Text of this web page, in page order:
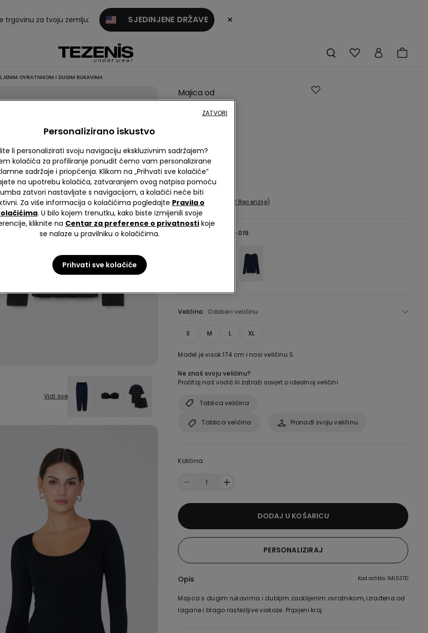
trgovinu za tvoju zemlju: SJEDINJENE DRŽAVE ×
OVRATNIKOM I DUGIM RUKAVIMA
Vidi sve
Majica od
Zaobljenim
i Dugim
Rukavima
9,99 €
4,5 2 Recenzije
Nero - 019
Veličina: Odaberi veličinu
S M L XL
Model je visok 174 cm i nosi veličinu S.
Ne znaš svoju veličinu?
Pročitaj naš vodič ili zatraži savjet o idealnoj veličini
Tablica veličina
Pronađi svoju veličinu
Tablica veličina
Količina:
1
DODAJ U KOŠARICU
PERSONALIZIRAJ
Opis Kod artikla: 1ML537D
Majica s dugim rukavima i dubljim zaobljenim ovratnikom, izrađena od
lagane i blago rastezljive viskoze. Pripijeni kroj.
Personalizirano iskustvo
li personalizirati svoju navigaciju ekskluzivnim sadržajem?
kolačića za profiliranje ponudit ćemo vam personalizirane
sadržaje i priopćenja. Klikom na „Prihvati sve kolačiće”
na upotrebu kolačića, zatvaranjem ovog natpisa pomoću
zatvori nastavljate s navigacijom, a kolačići neće biti
Za više informacija o kolačićima pogledajte Pravila o
. U bilo kojem trenutku, kako biste izmijenili svoje
kliknite na Centar za preference o privatnosti koje
se nalaze u pravilniku o kolačićima.
Prihvati sve kolačiće
ZATVORI